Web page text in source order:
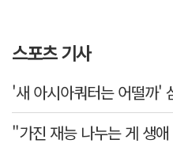
스포츠 기사